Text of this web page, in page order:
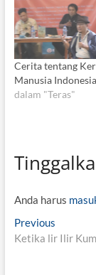
Cerita tentang
Manusia Indonesia
dalam "Teras"
Anda harus
N
a
Previous
r
Ketika lir Ilir